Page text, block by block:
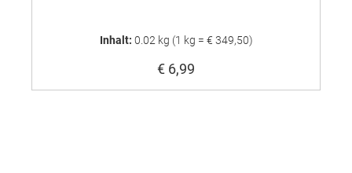
Inhalt: 0.02 kg (1 kg = € 349,50)
€ 6,99